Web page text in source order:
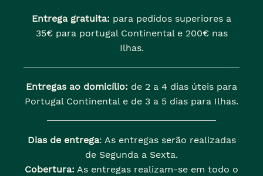
Entrega gratuita: para pedidos superiores a
35€ para portugal Continental e 200€ nas
Ilhas.
Entregas ao domicílio: de 2 a 4 dias úteis para
Portugal Continental e de 3 a 5 dias para Ilhas.
Dias de entrega: As entregas serão realizadas
de Segunda a Sexta.
Cobertura: As entregas realizam-se em todo o